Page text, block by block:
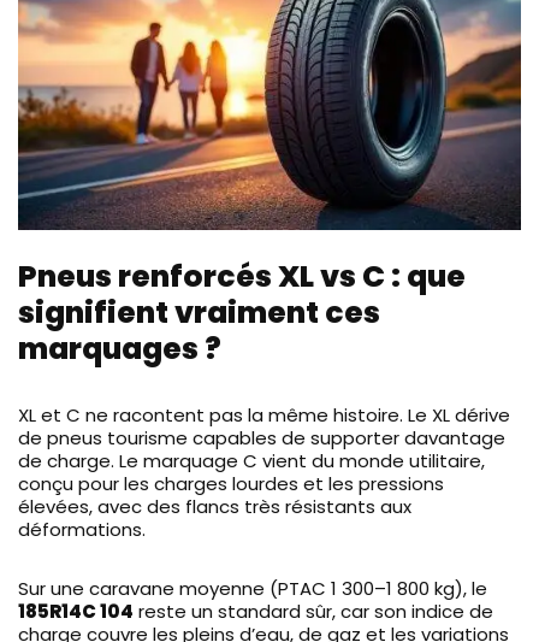
Pneus renforcés XL vs C : que
signifient vraiment ces
marquages ?
XL et C ne racontent pas la même histoire. Le XL dérive
de pneus tourisme capables de supporter davantage
de charge. Le marquage C vient du monde utilitaire,
conçu pour les charges lourdes et les pressions
élevées, avec des flancs très résistants aux
déformations.
Sur une caravane moyenne (PTAC 1 300–1 800 kg), le
185R14C 104 reste un standard sûr, car son indice de
charge couvre les pleins d’eau, de gaz et les variations